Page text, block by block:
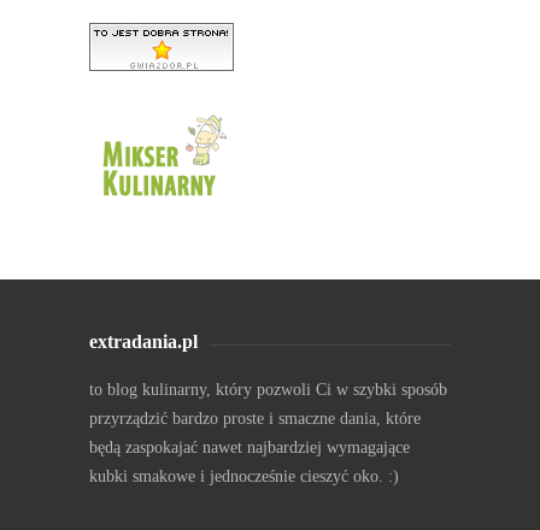
extradania.pl
to blog kulinarny, który pozwoli Ci w szybki sposób
przyrządzić bardzo proste i smaczne dania, które
będą zaspokajać nawet najbardziej wymagające
kubki smakowe i jednocześnie cieszyć oko. :)